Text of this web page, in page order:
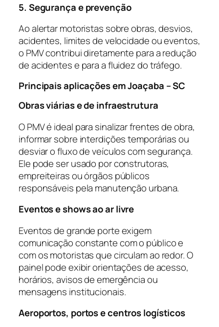
5. Segurança e prevenção
Ao alertar motoristas sobre obras, desvios,
acidentes, limites de velocidade ou eventos,
o PMV contribui diretamente para a redução
de acidentes e para a fluidez do tráfego.
Principais aplicações em Joaçaba – SC
Obras viárias e de infraestrutura
O PMV é ideal para sinalizar frentes de obra,
informar sobre interdições temporárias ou
desviar o fluxo de veículos com segurança.
Ele pode ser usado por construtoras,
empreiteiras ou órgãos públicos
responsáveis pela manutenção urbana.
Eventos e shows ao ar livre
Eventos de grande porte exigem
comunicação constante com o público e
com os motoristas que circulam ao redor. O
painel pode exibir orientações de acesso,
horários, avisos de emergência ou
mensagens institucionais.
Aeroportos, portos e centros logísticos